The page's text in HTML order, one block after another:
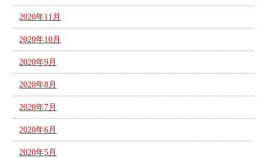
2020年11月
2020年10月
2020年9月
2020年8月
2020年7月
2020年6月
2020年5月